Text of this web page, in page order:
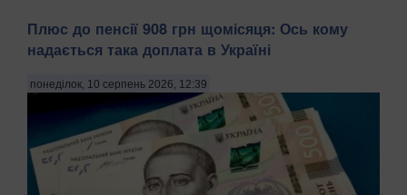
Плюс до пенсії 908 грн щомісяця: Ось кому
надається така доплата в Україні
понеділок, 10 серпень 2026, 12:39